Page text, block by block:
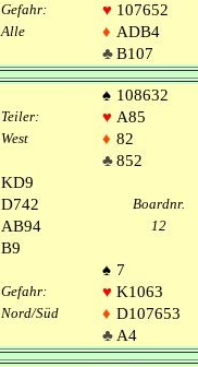
Gefahr: ♥ 107652
Alle
♦ ADB4
♣B107
♠ 108632
Teiler: ♥ A85
West ♦ 82
♣852
KD9
D742 Boardnr.
AB94 12
B9
♠ 7
Gefahr: ♥ K1063
Nord/Süd
♦ D107653
♣ A4